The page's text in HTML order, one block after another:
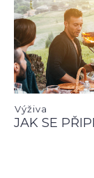
Výživa
JAK SE